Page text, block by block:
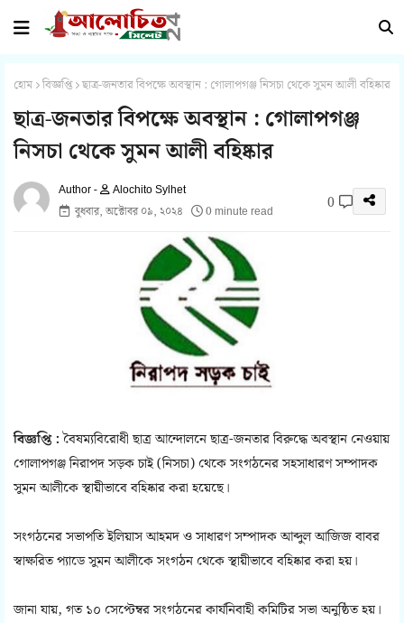
হোম বিজ্ঞপ্তি ছাত্র-জনতার বিপক্ষে অবস্থান : গোলাপগঞ্জ নিসচা থেকে সুমন আলী বহিষ্কার
ছাত্র-জনতার বিপক্ষে অবস্থান : গোলাপগঞ্জ
নিসচা থেকে সুমন আলী বহিষ্কার
Alochito Sylhet
বুধবার, অক্টোবর ০৯, ২০২৪
0 minute read 0
বিজ্ঞপ্তি :বৈষম্যবিরোধী ছাত্র আন্দোলনে ছাত্র-জনতার বিরুদ্ধে অবস্থান নেওয়ায়
গোলাপগঞ্জ নিরাপদ সড়ক চাই (নিসচা) থেকে সংগঠনের সহসাধারণ সম্পাদক
সুমন আলীকে স্থায়ীভাবে বহিষ্কার করা হয়েছে।
সংগঠনের সভাপতি ইলিয়াস আহমদ ও সাধারণ সম্পাদক আব্দুল আজিজ বাবর
স্বাক্ষরিত প্যাডে সুমন আলীকে সংগঠন থেকে স্থায়ীভাবে বহিষ্কার করা হয়।
জানা যায়, গত ১০ সেপ্টেম্বর সংগঠনের কার্যনিবাহী কমিটির সভা অনুষ্ঠিত হয়।